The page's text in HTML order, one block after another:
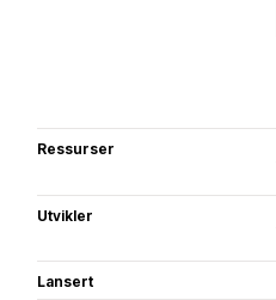
Ressurser
Utvikler
Lansert